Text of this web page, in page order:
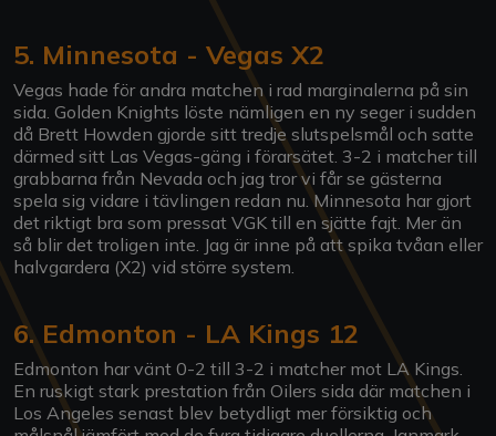
5. Minnesota - Vegas X2
Vegas hade för andra matchen i rad marginalerna på sin
sida. Golden Knights löste nämligen en ny seger i sudden
då Brett Howden gjorde sitt tredje slutspelsmål och satte
därmed sitt Las Vegas-gäng i förarsätet. 3-2 i matcher till
grabbarna från Nevada och jag tror vi får se gästerna
spela sig vidare i tävlingen redan nu. Minnesota har gjort
det riktigt bra som pressat VGK till en sjätte fajt. Mer än
så blir det troligen inte. Jag är inne på att spika tvåan eller
halvgardera (X2) vid större system.
6. Edmonton - LA Kings 12
Edmonton har vänt 0-2 till 3-2 i matcher mot LA Kings.
En ruskigt stark prestation från Oilers sida där matchen i
Los Angeles senast blev betydligt mer försiktig och